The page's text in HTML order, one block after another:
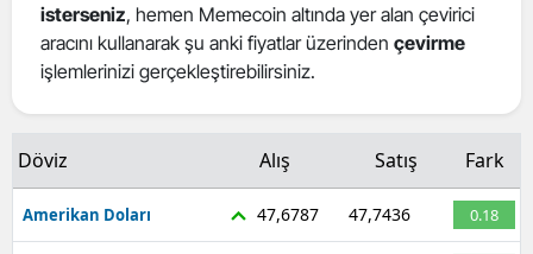
isterseniz, hemen Memecoin altında yer alan çevirici
aracını kullanarak şu anki fiyatlar üzerinden çevirme
işlemlerinizi gerçekleştirebilirsiniz.
Döviz Alış Satış Fark
Amerikan Doları 47,6787 47,7436 0.18